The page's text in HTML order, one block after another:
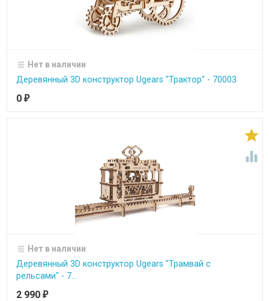
Нет в наличии
Деревянный 3D конструктор Ugears "Трактор" - 70003
0 ₽


Нет в наличии
Деревянный 3D конструктор Ugears "Трамвай с
рельсами" - 7...
2 990 ₽